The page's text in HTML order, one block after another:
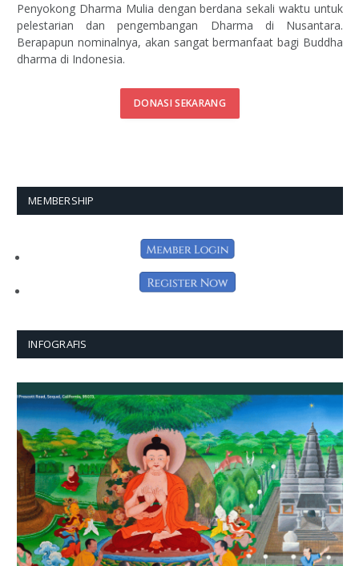
Penyokong Dharma Mulia dengan berdana sekali waktu untuk
pelestarian dan pengembangan Dharma di Nusantara.
Berapapun nominalnya, akan sangat bermanfaat bagi Buddha
dharma di Indonesia.
DONASI SEKARANG
MEMBERSHIP
INFOGRAFIS